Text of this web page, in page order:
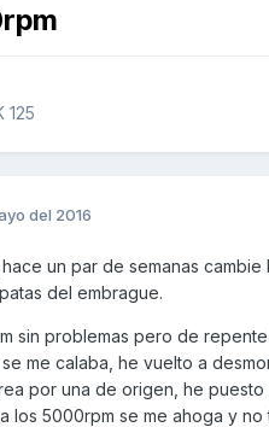
125
del 2016
un par de semanas
del embrague.
sin problemas pero de
me calaba, he vuelto a
por una de origen, he
los 5000rpm se me ahoga y